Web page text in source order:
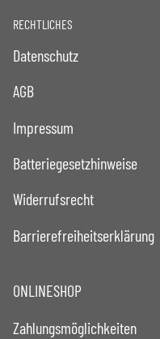
RECHTLICHES
Datenschutz
AGB
Impressum
Batteriegesetzhinweise
Widerrufsrecht
Barrierefreiheitserklärung
ONLINESHOP
Zahlungsmöglichkeiten